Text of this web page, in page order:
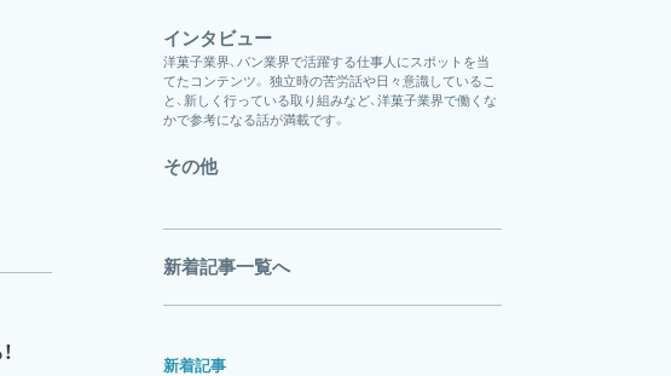
インタビュー
洋菓子業界、パン業界で活躍する仕事人にスポットを当
てたコンテンツ。 独立時の苦労話や日々意識しているこ
と、新しく行っている取り組みなど、洋菓子業界で働くな
かで参考になる話が満載です。
その他
新着記事一覧へ
新着記事